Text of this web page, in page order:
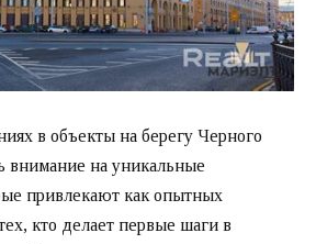
в объекты на берегу Черного
внимание на уникальные
привлекают как опытных
кто делает первые шаги в